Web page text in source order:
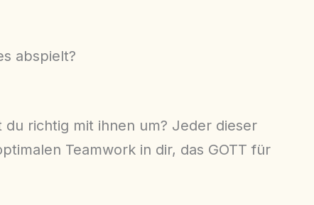
abspielt?
du richtig mit ihnen um? Jeder dieser
Teamwork in dir, das GOTT für